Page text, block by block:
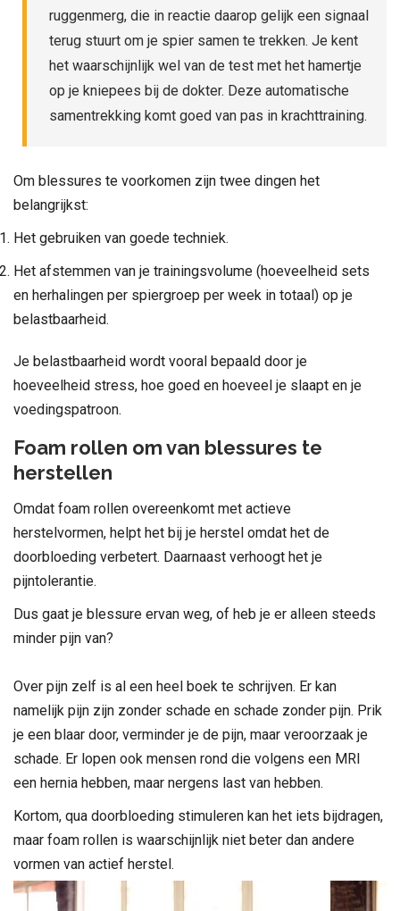
ruggenmerg, die in reactie daarop gelijk een signaal
terug stuurt om je spier samen te trekken. Je kent
het waarschijnlijk wel van de test met het hamertje
op je kniepees bij de dokter. Deze automatische
samentrekking komt goed van pas in krachttraining.
Om blessures te voorkomen zijn twee dingen het
belangrijkst:
Het gebruiken van goede techniek.
Het afstemmen van je trainingsvolume (hoeveelheid sets
en herhalingen per spiergroep per week in totaal) op je
belastbaarheid.
Je belastbaarheid wordt vooral bepaald door je
hoeveelheid stress, hoe goed en hoeveel je slaapt en je
voedingspatroon.
Foam rollen om van blessures te
herstellen
Omdat foam rollen overeenkomt met actieve
herstelvormen, helpt het bij je herstel omdat het de
doorbloeding verbetert. Daarnaast verhoogt het je
pijntolerantie.
Dus gaat je blessure ervan weg, of heb je er alleen steeds
minder pijn van?
Over pijn zelf is al een heel boek te schrijven. Er kan
namelijk pijn zijn zonder schade en schade zonder pijn. Prik
je een blaar door, verminder je de pijn, maar veroorzaak je
schade. Er lopen ook mensen rond die volgens een MRI
een hernia hebben, maar nergens last van hebben.
Kortom, qua doorbloeding stimuleren kan het iets bijdragen,
maar foam rollen is waarschijnlijk niet beter dan andere
vormen van actief herstel.